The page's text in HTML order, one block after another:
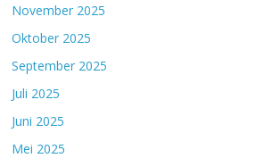
November 2025
Oktober 2025
September 2025
Juli 2025
Juni 2025
Mei 2025